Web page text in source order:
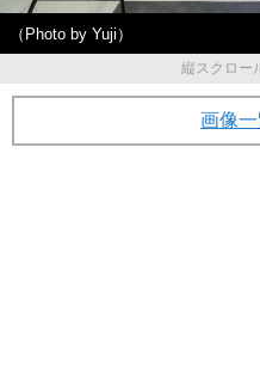
（Photo by Yuji）
縦スクロー
画像